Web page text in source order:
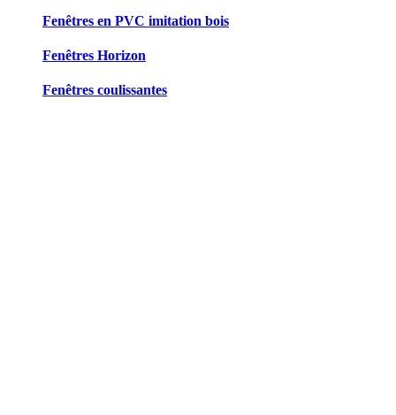
Fenêtres en PVC imitation bois
Fenêtres Horizon
Fenêtres coulissantes